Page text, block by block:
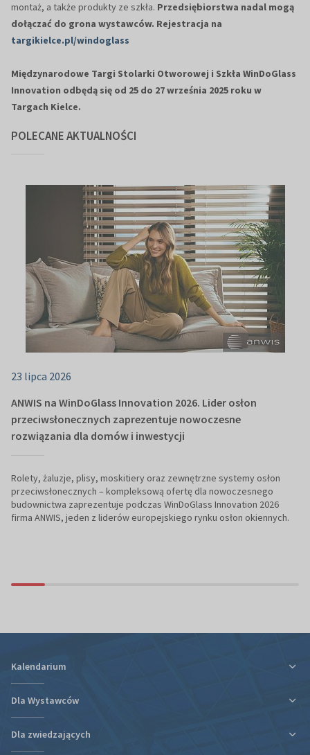
montaż, a także produkty ze szkła. Przedsiębiorstwa nadal mogą
dołączać do grona wystawców. Rejestracja na
targikielce.pl/windoglass
Międzynarodowe Targi Stolarki Otworowej i Szkła WinDoGlass
Innovation odbędą się od 25 do 27 września 2025 roku w
Targach Kielce.
POLECANE AKTUALNOŚCI
23 lipca 2026
ANWIS na WinDoGlass Innovation 2026. Lider osłon
przeciwsłonecznych zaprezentuje nowoczesne
rozwiązania dla domów i inwestycji
Rolety, żaluzje, plisy, moskitiery oraz zewnętrzne systemy osłon
przeciwsłonecznych – kompleksową ofertę dla nowoczesnego
budownictwa zaprezentuje podczas WinDoGlass Innovation 2026
firma ANWIS, jeden z liderów europejskiego rynku osłon okiennych.
Kalendarium
Dla Wystawców
Ulga podatkowa za udział w targach
Dla zwiedzających